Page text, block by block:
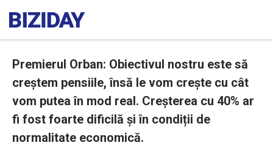
Premierul Orban: Obiectivul nostru este să
creștem pensiile, însă le vom crește cu cât
vom putea în mod real. Creșterea cu 40% ar
fi fost foarte dificilă și în condiții de
normalitate economică.